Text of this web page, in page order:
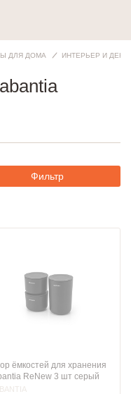
ДЛЯ ДОМА ИНТЕРЬЕР И
Фильтр
ёмкостей для хранения
ReNew 3 шт серый